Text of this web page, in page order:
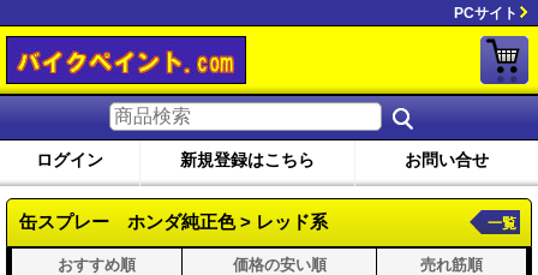
PCサイト
ログイン 新規登録はこちら お問い合せ
缶スプレー ホンダ純正色 > レッド系 一覧
おすすめ順 価格の安い順 売れ筋順